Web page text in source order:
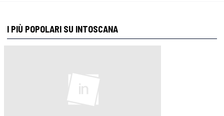
I PIÙ POPOLARI SU INTOSCANA